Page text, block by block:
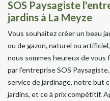
SOS Paysagiste
jardins à La Meyze
Vous souhaitez créer un beau
ou de gazon, naturel ou
nous sommes heureux de vous
par l'entreprise SOS
service de jardinage, notre but
jardins, et ce à prix compétitif.